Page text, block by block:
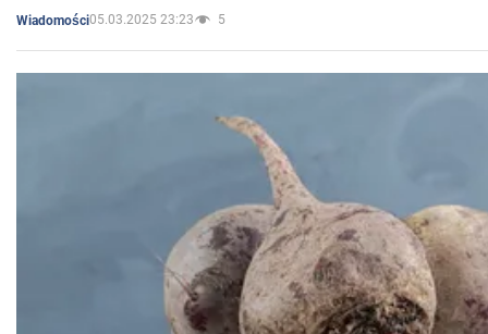
Wiadomości05.03.2025 23:23 5